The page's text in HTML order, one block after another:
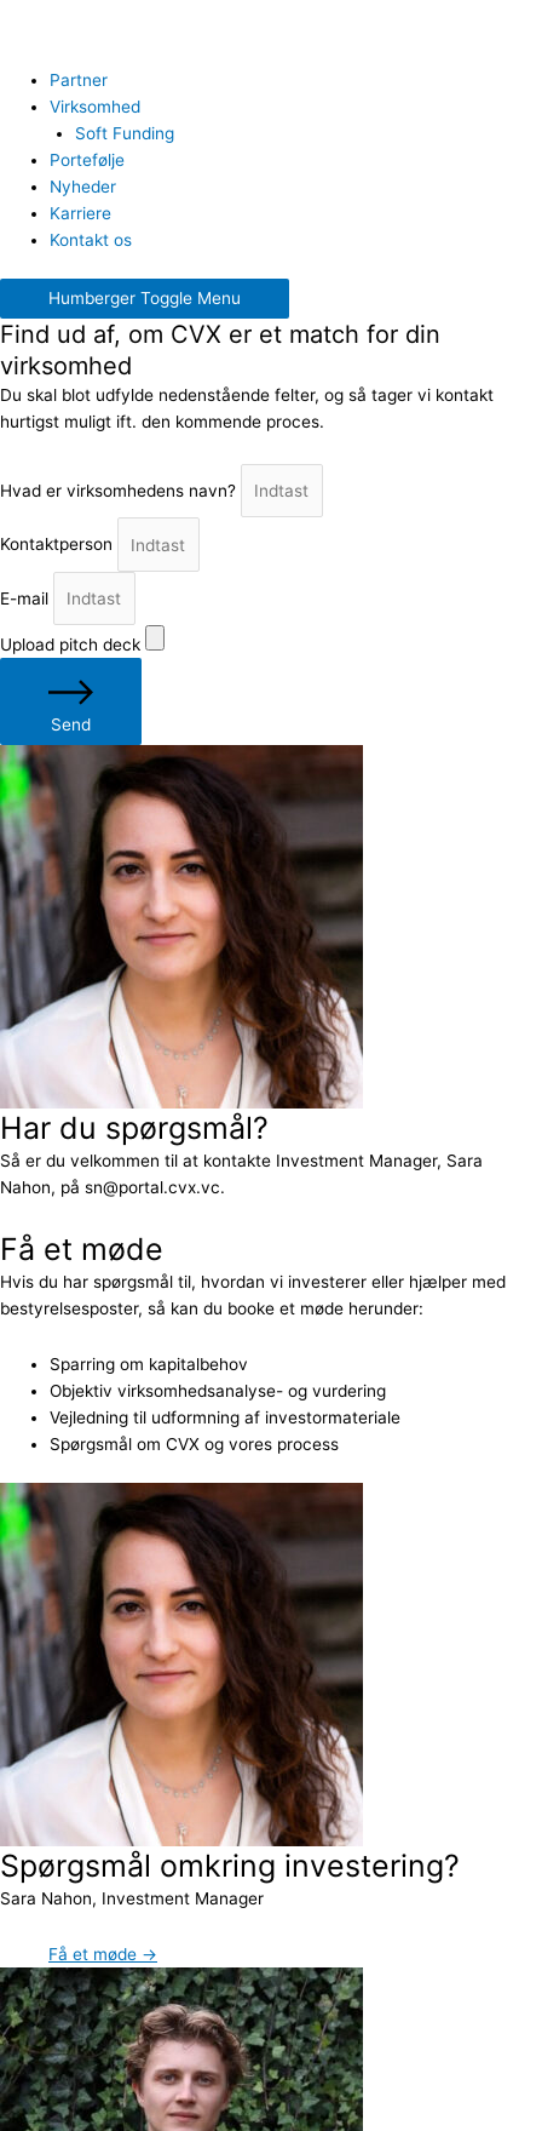
Partner
Virksomhed
Soft Funding
Portefølje
Nyheder
Karriere
Kontakt os
Humberger Toggle Menu
Find ud af, om CVX er et match for din
virksomhed
Du skal blot udfylde nedenstående felter, og så tager vi kontakt
hurtigst muligt ift. den kommende proces.
Hvad er virksomhedens navn?
Kontaktperson
E-mail
Upload pitch deck
Send
Har du spørgsmål?
Så er du velkommen til at kontakte Investment Manager, Sara
Nahon, på sn@portal.cvx.vc.
Få et møde
Hvis du har spørgsmål til, hvordan vi investerer eller hjælper med
bestyrelsesposter, så kan du booke et møde herunder:
Sparring om kapitalbehov
Objektiv virksomhedsanalyse- og vurdering
Vejledning til udformning af investormateriale
Spørgsmål om CVX og vores process
Spørgsmål omkring investering?
Sara Nahon, Investment Manager
Få et møde →